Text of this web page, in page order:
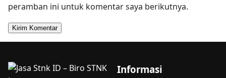
peramban ini untuk komentar saya berikutnya.
Informasi